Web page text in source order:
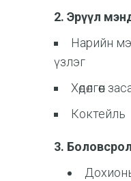
2. Эрүүл
Нарийн
үзлэг
Хөдөлгөөн
Коктейль
3.